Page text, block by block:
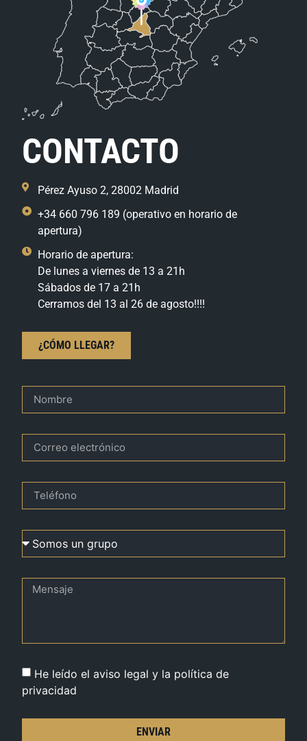
CONTACTO
Pérez Ayuso 2, 28002 Madrid
+34 660 796 189 (operativo en horario de
apertura)
Horario de apertura:
De lunes a viernes de 13 a 21h
Sábados de 17 a 21h
Cerramos del 13 al 26 de agosto!!!!
¿CÓMO LLEGAR?
He leído el aviso legal y la política de
privacidad
ENVIAR